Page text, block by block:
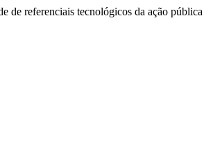
referenciais tecnológicos da ação